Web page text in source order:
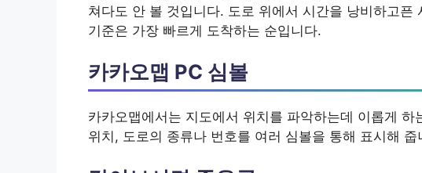
쳐다도 안 볼 것입니다. 도로 위에서 시간을 낭비하고픈
기준은 가장 빠르게 도착하는 순입니다.
카카오맵 PC 심볼
카카오맵에서는 지도에서 위치를 파악하는데 이롭게
위치, 도로의 종류나 번호를 여러 심볼을 통해 표시해 줍